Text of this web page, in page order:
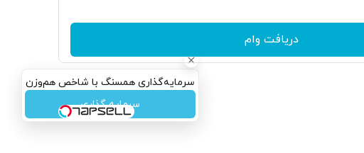
سرمایه‌گذاری همسنگ با شاخص هم‌وزن
سرمایه گذاری
دریافت وام